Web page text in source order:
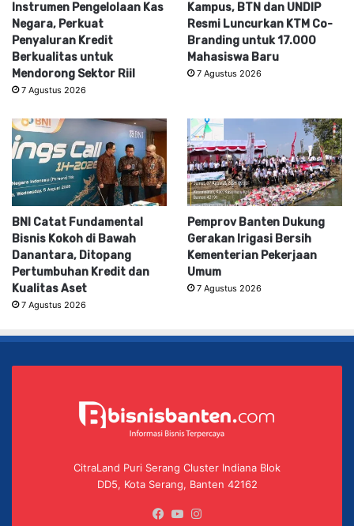
Instrumen Pengelolaan Kas
Negara, Perkuat
Penyaluran Kredit
Berkualitas untuk
Mendorong Sektor Riil
7 Agustus 2026
Kampus, BTN dan UNDIP
Resmi Luncurkan KTM Co-
Branding untuk 17.000
Mahasiswa Baru
7 Agustus 2026
BNI Catat Fundamental
Bisnis Kokoh di Bawah
Danantara, Ditopang
Pertumbuhan Kredit dan
Kualitas Aset
7 Agustus 2026
Pemprov Banten Dukung
Gerakan Irigasi Bersih
Kementerian Pekerjaan
Umum
7 Agustus 2026
CitraLand Puri Serang Cluster Indiana Blok
DD5, Kota Serang, Banten 42162
Facebook
YouTube